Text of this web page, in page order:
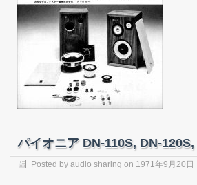
パイオニア DN-110S, DN-
Posted by audio sharing on 1971年9月20日